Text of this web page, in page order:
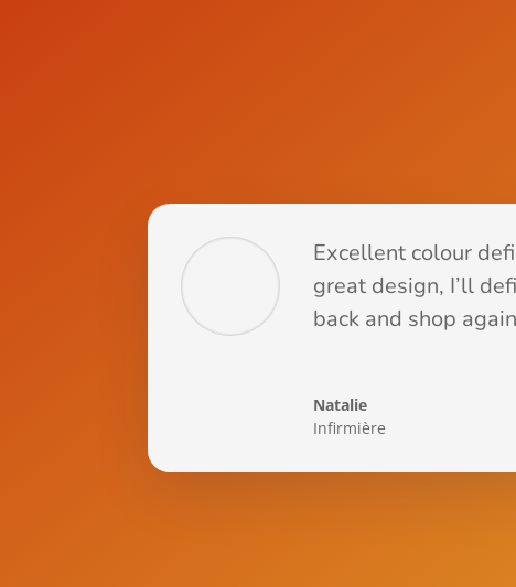
Excellent colour
great design, I’ll
back and shop
Natalie
Infirmière